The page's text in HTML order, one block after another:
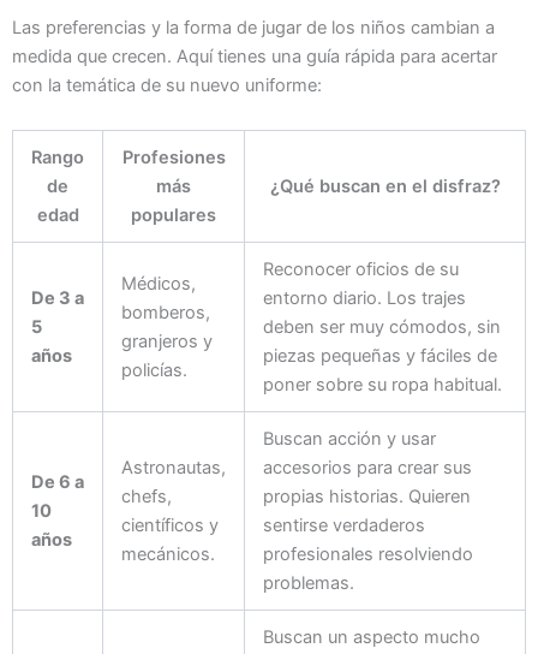
Las preferencias y la forma de jugar de los niños cambian a
medida que crecen. Aquí tienes una guía rápida para acertar
con la temática de su nuevo uniforme:
Rango
de
edad
Profesiones
más
populares
¿Qué buscan en el disfraz?
De 3 a
5
años
Médicos,
bomberos,
granjeros y
policías.
Reconocer oficios de su
entorno diario. Los trajes
deben ser muy cómodos, sin
piezas pequeñas y fáciles de
poner sobre su ropa habitual.
De 6 a
10
años
Astronautas,
chefs,
científicos y
mecánicos.
Buscan acción y usar
accesorios para crear sus
propias historias. Quieren
sentirse verdaderos
profesionales resolviendo
problemas.
Buscan un aspecto mucho